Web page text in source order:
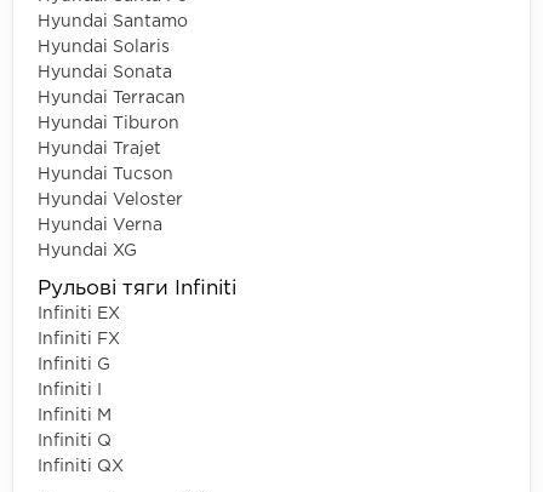
Hyundai Santamo
Hyundai Solaris
Hyundai Sonata
Hyundai Terracan
Hyundai Tiburon
Hyundai Trajet
Hyundai Tucson
Hyundai Veloster
Hyundai Verna
Hyundai XG
Рульові тяги Infiniti
Infiniti EX
Infiniti FX
Infiniti G
Infiniti I
Infiniti M
Infiniti Q
Infiniti QX